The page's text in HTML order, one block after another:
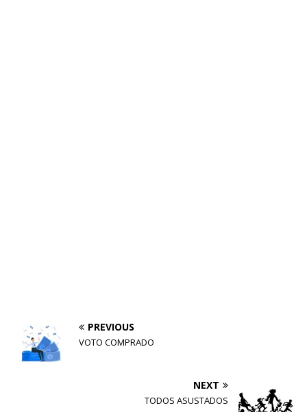
PREVIOUS
VOTO COMPRADO
NEXT
TODOS ASUSTADOS